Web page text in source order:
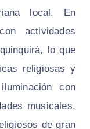
local. En
actividades
lo que
religiosas y
con
musicales,
de gran